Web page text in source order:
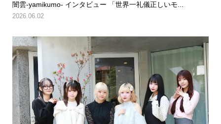
闇雲-yamikumo- インタビュー 「世界一礼儀正しいモ...
2026.06.02